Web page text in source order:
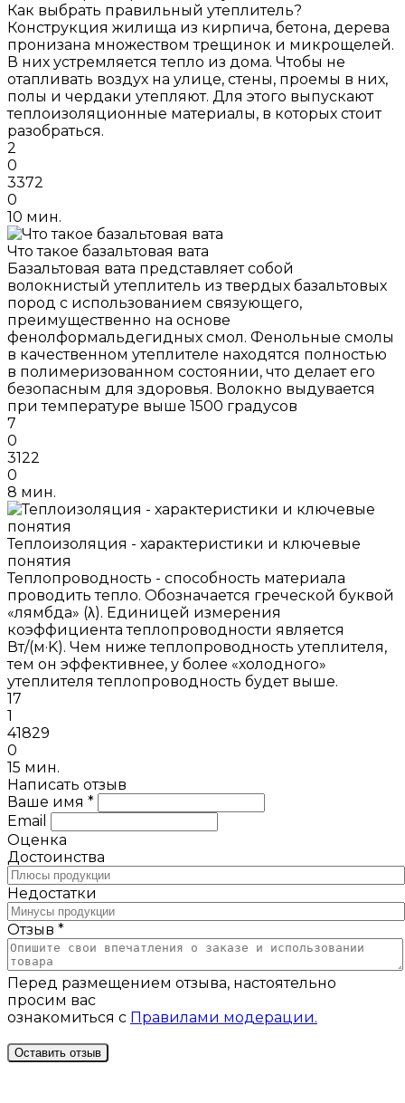
Как выбрать правильный утеплитель?
Конструкция жилища из кирпича, бетона, дерева
пронизана множеством трещинок и микрощелей.
В них устремляется тепло из дома. Чтобы не
отапливать воздух на улице, стены, проемы в них,
полы и чердаки утепляют. Для этого выпускают
теплоизоляционные материалы, в которых стоит
разобраться.
2
0
3372
0
10 мин.
Что такое базальтовая вата
Базальтовая вата представляет собой
волокнистый утеплитель из твердых базальтовых
пород с использованием связующего,
преимущественно на основе
фенолформальдегидных смол. Фенольные смолы
в качественном утеплителе находятся полностью
в полимеризованном состоянии, что делает его
безопасным для здоровья. Волокно выдувается
при температуре выше 1500 градусов
7
0
3122
0
8 мин.
Теплоизоляция - характеристики и ключевые
понятия
Теплопроводность - способность материала
проводить тепло. Обозначается греческой буквой
«лямбда» (λ). Единицей измерения
коэффициента теплопроводности является
Вт/(м·K). Чем ниже теплопроводность утеплителя,
тем он эффективнее, у более «холодного»
утеплителя теплопроводность будет выше.
17
1
41829
0
15 мин.
Написать отзыв
Ваше имя *
Email
Оценка
Достоинства
Недостатки
Отзыв *
Перед размещением отзыва, настоятельно
просим вас
ознакомиться с Правилами модерации.